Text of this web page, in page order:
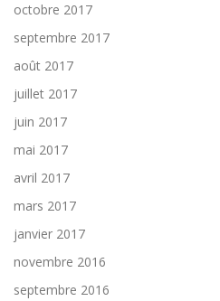
octobre 2017
septembre 2017
août 2017
juillet 2017
juin 2017
mai 2017
avril 2017
mars 2017
janvier 2017
novembre 2016
septembre 2016